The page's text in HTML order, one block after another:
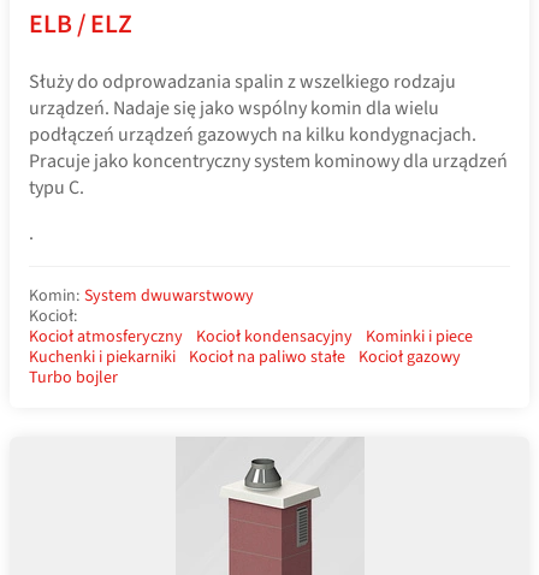
ELB / ELZ
Służy do odprowadzania spalin z wszelkiego rodzaju
urządzeń. Nadaje się jako wspólny komin dla wielu
podłączeń urządzeń gazowych na kilku kondygnacjach.
Pracuje jako koncentryczny system kominowy dla urządzeń
typu C.
.
Komin: System dwuwarstwowy
Kocioł:
Kocioł atmosferyczny Kocioł kondensacyjny Kominki i piece
Kuchenki i piekarniki Kocioł na paliwo stałe Kocioł gazowy
Turbo bojler